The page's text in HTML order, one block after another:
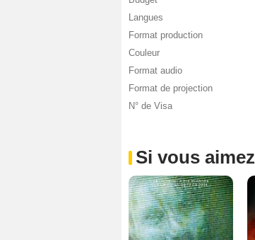
Langues
Format production
Couleur
Format audio
Format de projection
N° de Visa
Si vous